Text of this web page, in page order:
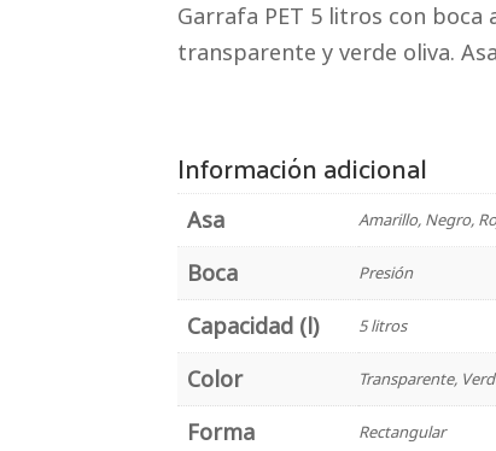
Garrafa PET 5 litros con boca
transparente y verde oliva.
Información adicional
Asa Amarillo, Negro,
Boca Presión
Capacidad (l) 5 litros
Color Transparente,
Forma Rectangular